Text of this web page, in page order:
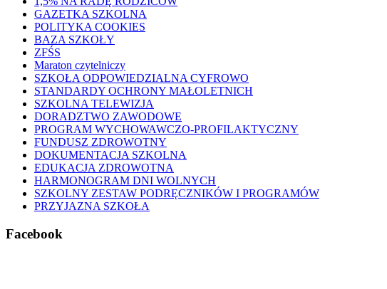
GAZETKA SZKOLNA
POLITYKA COOKIES
BAZA SZKOŁY
ZFŚS
Maraton czytelniczy
SZKOŁA ODPOWIEDZIALNA CYFROWO
STANDARDY OCHRONY MAŁOLETNICH
SZKOLNA TELEWIZJA
DORADZTWO ZAWODOWE
PROGRAM WYCHOWAWCZO-PROFILAKTYCZNY
FUNDUSZ ZDROWOTNY
DOKUMENTACJA SZKOLNA
EDUKACJA ZDROWOTNA
HARMONOGRAM DNI WOLNYCH
SZKOLNY ZESTAW PODRĘCZNIKÓW I PROGRAMÓW
PRZYJAZNA SZKOŁA
Facebook